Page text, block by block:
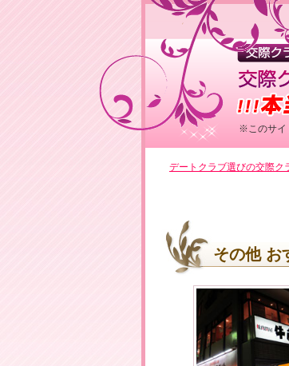
※このサイ
デートクラブ選びの交際ク
その他 お